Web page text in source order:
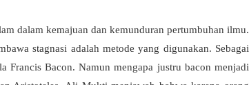
dalam kemajuan dan kemunduran pertumbuhan ilmu.
stagnasi adalah metode yang digunakan. Sebagai
Bacon. Namun mengapa justru bacon menjadi